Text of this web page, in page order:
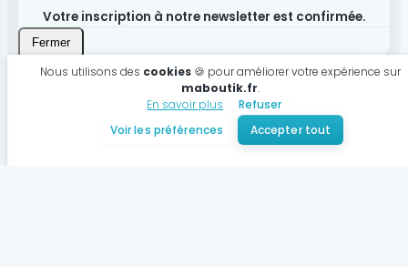
Votre inscription à notre newsletter est confirmée.
Fermer
Produit bien ajouté à votre panier
Continuer mes achats
Nous utilisons des cookies 🍪 pour améliorer votre expérience sur
maboutik.fr.
En savoir plus
Refuser
Voir les préférences
Accepter tout